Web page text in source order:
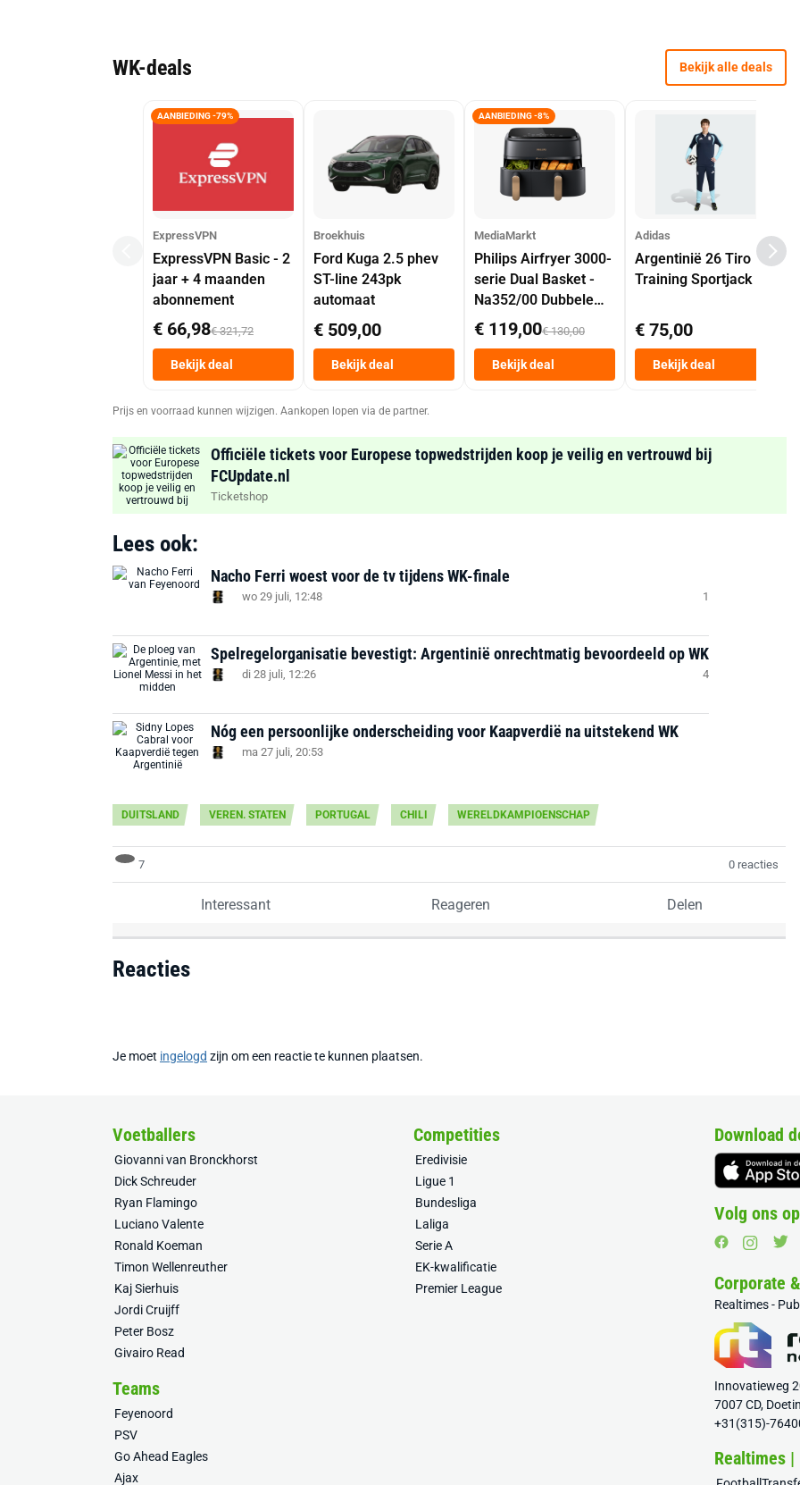
WK-deals Bekijk alle deals
AANBIEDING -79%
ExpressVPN
ExpressVPN Basic - 2
jaar + 4 maanden
abonnement
€ 66,98€ 321,72
Bekijk deal
Broekhuis
Ford Kuga 2.5 phev
ST-line 243pk
automaat
€ 509,00
Bekijk deal
AANBIEDING -8%
MediaMarkt
Philips Airfryer 3000-
serie Dual Basket -
Na352/00 Dubbele
Mand 9 L Tot 6
Personen
Heteluchtfriteuse
Zwart
€ 119,00€ 130,00
Bekijk deal
Adidas
Argentinië 26 Tiro
Training Sportjack
€ 75,00
Bekijk deal
Prijs en voorraad kunnen wijzigen. Aankopen lopen via de partner.
Officiële tickets voor Europese topwedstrijden koop je veilig en vertrouwd bij
FCUpdate.nl
Ticketshop
Lees ook:
Nacho Ferri woest voor de tv tijdens WK-finale
wo 29 juli, 12:48 1
Spelregelorganisatie bevestigt: Argentinië onrechtmatig bevoordeeld op WK
di 28 juli, 12:26 4
Nóg een persoonlijke onderscheiding voor Kaapverdië na uitstekend WK
ma 27 juli, 20:53
DUITSLAND VEREN. STATEN PORTUGAL CHILI WERELDKAMPIOENSCHAP
7 0 reacties
Interessant Reageren Delen
Reacties
Je moet ingelogd zijn om een reactie te kunnen plaatsen.
Voetballers
Giovanni van Bronckhorst
Dick Schreuder
Ryan Flamingo
Luciano Valente
Ronald Koeman
Timon Wellenreuther
Kaj Sierhuis
Jordi Cruijff
Peter Bosz
Givairo Read
Competities
Eredivisie
Ligue 1
Bundesliga
Laliga
Serie A
EK-kwalificatie
Premier League
Teams
Feyenoord
PSV
Go Ahead Eagles
Ajax
Download
Volg ons
Corporate
Realtimes -
Innovatieweg
7007 CD,
+31(315)-
Realtimes